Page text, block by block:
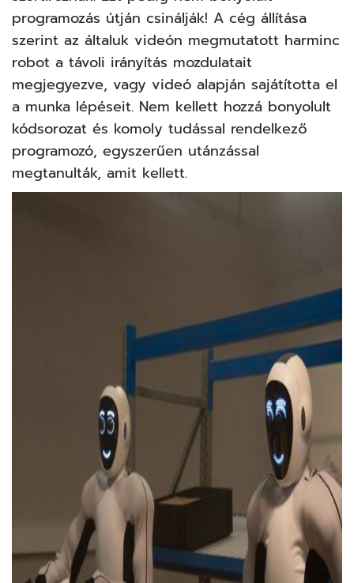
programozás útján csinálják! A cég állítása
szerint az általuk videón megmutatott harminc
robot a távoli irányítás mozdulatait
megjegyezve, vagy videó alapján sajátította el
a munka lépéseit. Nem kellett hozzá bonyolult
kódsorozat és komoly tudással rendelkező
programozó, egyszerűen utánzással
megtanulták, amit kellett.